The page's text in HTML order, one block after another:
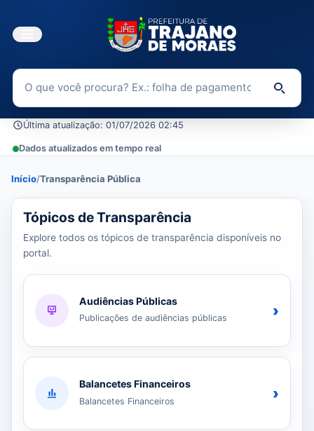
Buscar no Portal da Transparência
Última atualização: 01/07/2026 02:45
Dados atualizados em tempo real
Início/Transparência Pública
37 tópicos carregados do banco de dados.
Tópicos de Transparência
Explore todos os tópicos de transparência disponíveis no
portal.
Audiências Públicas
Publicações de audiências públicas ›
Balancetes Financeiros
Balancetes Financeiros ›